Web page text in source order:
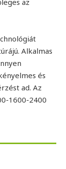
az
Alkalmas
és
ad. Az
1600-2400